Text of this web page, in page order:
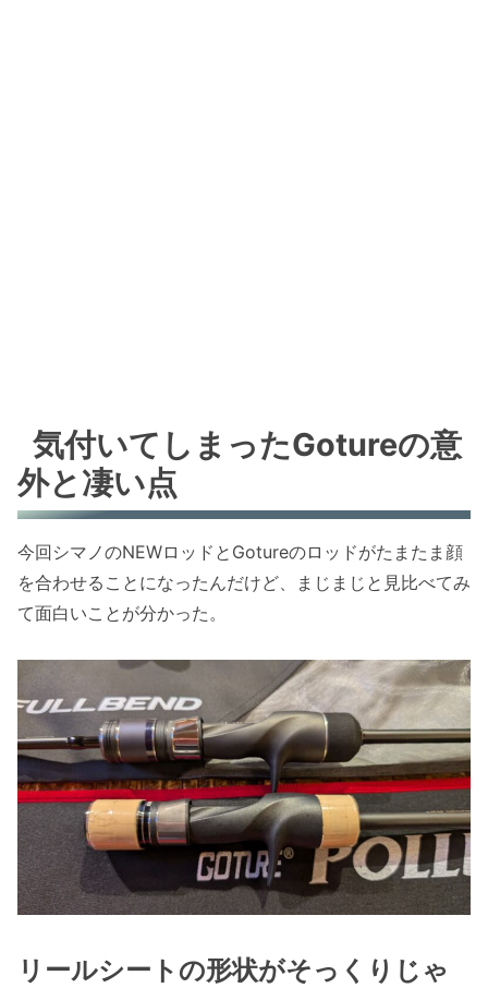
気付いてしまったGotureの意
外と凄い点
今回シマノのNEWロッドとGotureのロッドがたまたま顔
を合わせることになったんだけど、まじまじと見比べてみ
て面白いことが分かった。
リールシートの形状がそっくりじゃ